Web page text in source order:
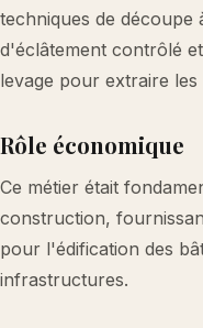
techniques de découpe
d'éclâtement contrôlé
levage pour extraire les
Rôle économique
Ce métier était
construction,
pour l'édification des
infrastructures.